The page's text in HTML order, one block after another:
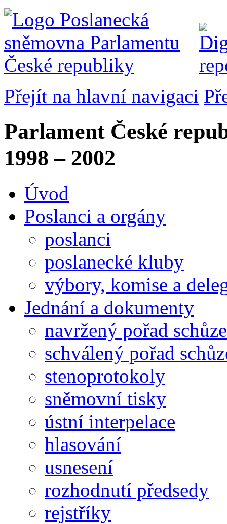
Přejít na hlavní navigaci
Parlament České
1998 – 2002
Úvod
Poslanci a orgány
poslanci
poslanecké kluby
výbory, komise a
Jednání a dokumenty
navržený pořad schůze
schválený pořad
stenoprotokoly
sněmovní tisky
ústní interpelace
hlasování
usnesení
rozhodnutí předsedy
rejstříky